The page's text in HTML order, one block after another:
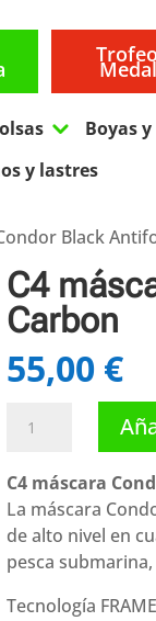
3 Boyas
y lastres
Black
C4
Carbon
55,00 €
máscara
Black
Antifog
Carbon
cantidad
C4 máscara
La máscara
de alto nivel en
pesca
Tecnología